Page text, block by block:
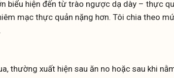
biểu hiện đến từ trào ngược dạ dày – thực
mạc thực quản nặng hơn. Tôi chia theo
thường xuất hiện sau ăn no hoặc sau khi